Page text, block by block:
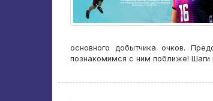
основного добытчика очков.
познакомимся с ним поближе!